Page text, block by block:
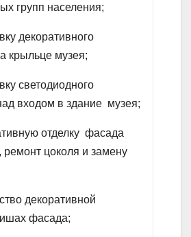
групп населения;
декоративного
крыльце музея;
светодиодного
входом в здание музея;
отделку фасада
ремонт цоколя и замену
декоративной
фасада;